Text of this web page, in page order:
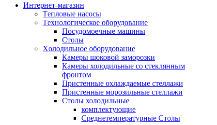
Интернет-магазин
Tепловые насосы
Tехнологическое оборудование
Посудомоечные машины
Столы
Xолодильное оборудование
Камеры шоковой заморозки
Камеры холодильные со стеклянным
фронтом
Пристенные охлаждаемые стеллажи
Пристенные морозильные стеллажи
Столы холодильные
комплектующие
Среднетемпературные Столы